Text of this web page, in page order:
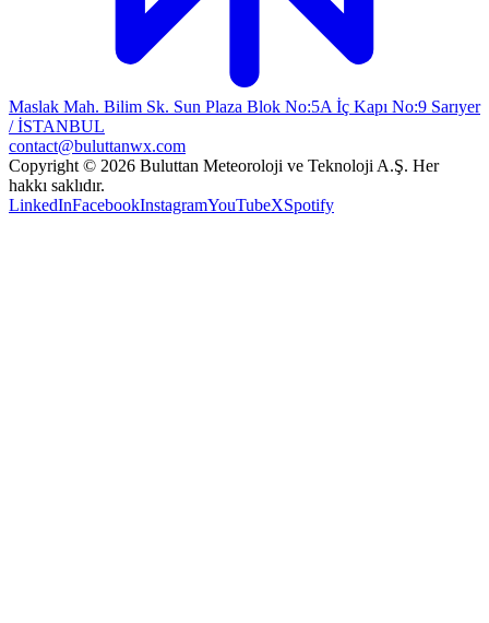
Maslak Mah. Bilim Sk. Sun Plaza Blok No:5A İç Kapı No:9 Sarıyer
/ İSTANBUL
contact@buluttanwx.com
Copyright © 2026 Buluttan Meteoroloji ve Teknoloji A.Ş. Her
hakkı saklıdır.
LinkedInFacebookInstagramYouTubeXSpotify